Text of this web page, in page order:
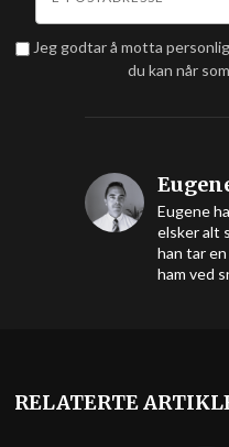
Jeg godtar å motta
du kan når
Eugene
elsker alt
han tar
ham ved
RELATERTE